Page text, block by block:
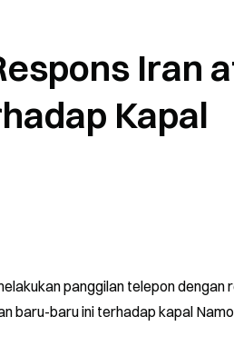
Iran
Kapal
panggilan telepon dengan
baru-baru ini terhadap kapal